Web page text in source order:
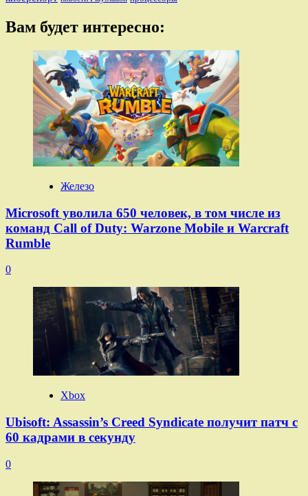
Вам будет интересно:
Железо
Microsoft уволила 650 человек, в том числе из
команд Call of Duty: Warzone Mobile и Warcraft
Rumble
0
Xbox
Ubisoft: Assassin’s Creed Syndicate получит патч с
60 кадрами в секунду
0